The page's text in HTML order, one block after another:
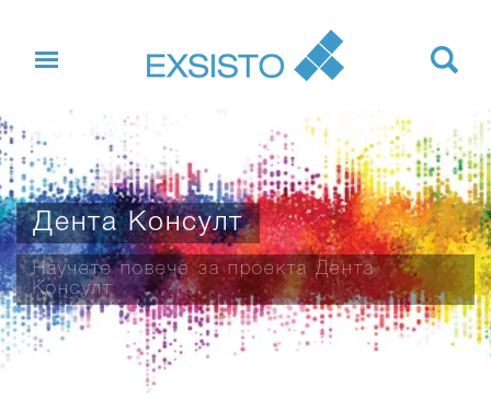
Дента Консулт
Научете повече за проекта Дента
Консулт